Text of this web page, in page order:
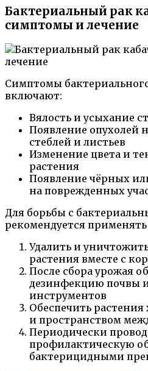
Бактериальный рак
симптомы и лечение
Симптомы
включают:
Вялость и усыхание
Появление опухолей
стеблей и листьев
Изменение цвета и
растения
Появление чёрных
на поврежденных
Для борьбы с
рекомендуется
Удалить и
растения вместе с
После сбора урожая
дезинфекцию почвы
инструментов
Обеспечить
и пространством
Периодически
профилактическую
бактерицидными